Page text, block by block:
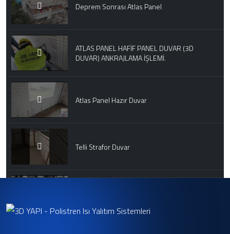
Deprem Sonrası Atlas Panel
ATLAS PANEL HAFİF PANEL DUVAR (3D
DUVAR) ANKRAJLAMA İŞLEMİ.
Atlas Panel Hazır Duvar
Telli Strafor Duvar